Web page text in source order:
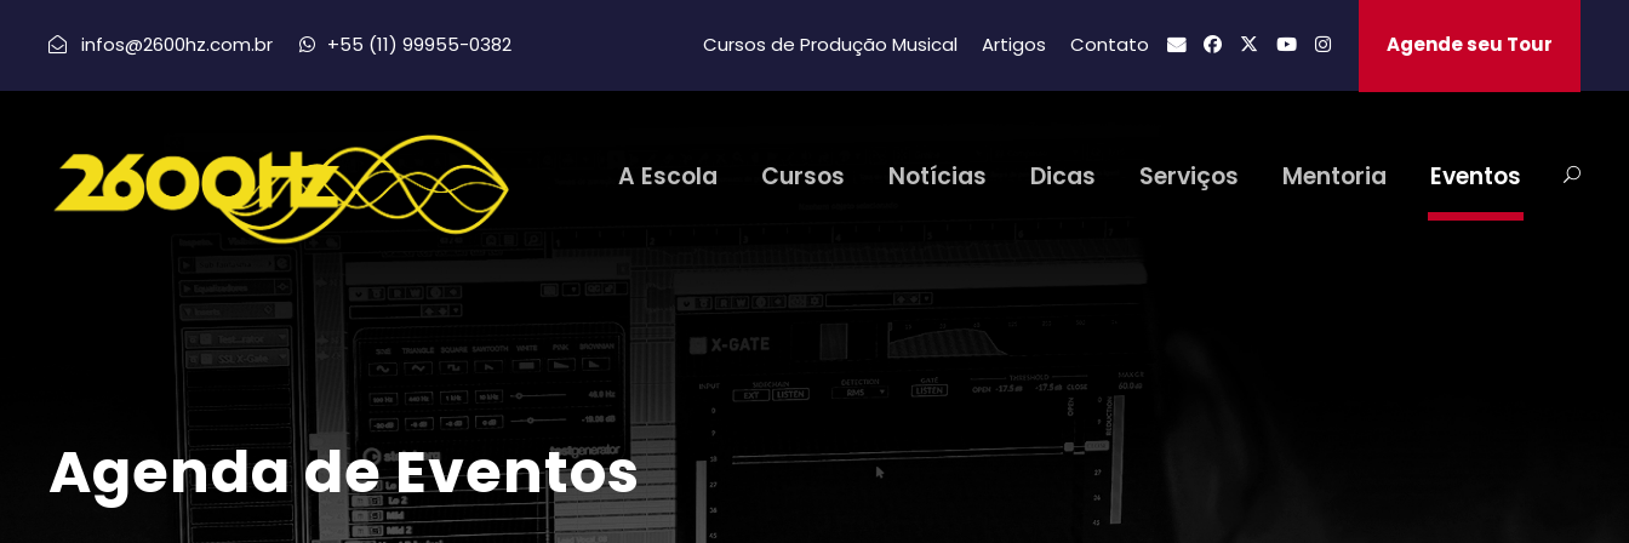
infos@2600hz.com.br +55 (11) 99955-0382 Cursos de Produção Musical Artigos Contato Agende seu Tour
A Escola Cursos Notícias Dicas Serviços Mentoria Eventos
Agenda de Eventos